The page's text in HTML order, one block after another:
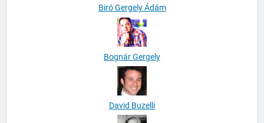
Biró Gergely Ádám
Bognár Gergely
David Buzelli